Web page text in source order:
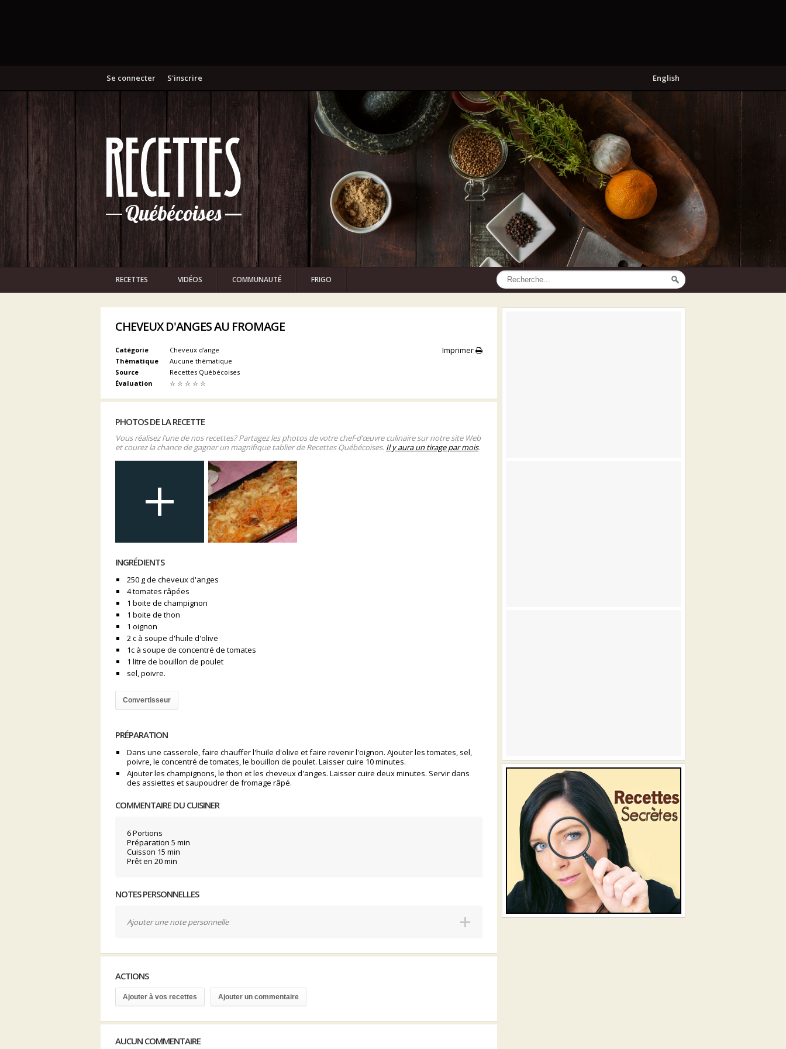
S'inscrire
Se connecter English
RECETTES VIDÉOS COMMUNAUTÉ FRIGO
CHEVEUX D'ANGES AU FROMAGE
Imprimer
Catégorie
Cheveux d'ange
Thèmatique
Aucune thèmatique
Source
Recettes Québécoises
Évaluation
☆ ☆ ☆ ☆ ☆
PHOTOS DE LA RECETTE
Vous réalisez l’une de nos recettes? Partagez les photos de votre chef-d’œuvre culinaire sur notre site Web
et courez la chance de gagner un magnifique tablier de Recettes Québécoises. Il y aura un tirage par mois.
INGRÉDIENTS
250 g de cheveux d'anges
4 tomates râpées
1 boite de champignon
1 boite de thon
1 oignon
2 c à soupe d'huile d'olive
1c à soupe de concentré de tomates
1 litre de bouillon de poulet
sel, poivre.
Convertisseur
PRÉPARATION
Dans une casserole, faire chauffer l'huile d'olive et faire revenir l'oignon. Ajouter les tomates, sel,
poivre, le concentré de tomates, le bouillon de poulet. Laisser cuire 10 minutes.
Ajouter les champignons, le thon et les cheveux d'anges. Laisser cuire deux minutes. Servir dans
des assiettes et saupoudrer de fromage râpé.
COMMENTAIRE DU CUISINER
6 Portions
Préparation 5 min
Cuisson 15 min
Prêt en 20 min
NOTES PERSONNELLES
Ajouter une note personnelle
ACTIONS
Ajouter à vos recettes Ajouter un commentaire
AUCUN COMMENTAIRE